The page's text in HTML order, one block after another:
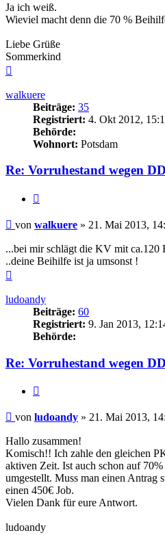
Ja ich weiß.
Wieviel macht denn die 70 %
Liebe Grüße
Sommerkind
walkuere
Beiträge: 35
Registriert: 4. Okt 2012,
Behörde:
Wohnort: Potsdam
Re: Vorruhestand wegen
Beitrag
von walkuere » 21. Mai 2013,
...bei mir schlägt die KV mit ca.120
..deine Beihilfe ist ja umsonst !
ludoandy
Beiträge: 60
Registriert: 9. Jan 2013,
Behörde:
Re: Vorruhestand wegen
Beitrag
von ludoandy » 21. Mai 2013,
Hallo zusammen!
Komisch!! Ich zahle den gleichen
aktiven Zeit. Ist auch schon auf
umgestellt. Muss man einen Antrag
einen 450€ Job.
Vielen Dank für eure Antwort.
ludoandy